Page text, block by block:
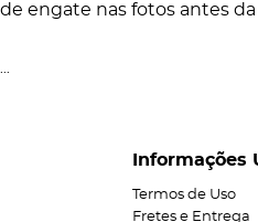
engate nas fotos antes
Informações
Termos de Uso
Fretes e Entrega